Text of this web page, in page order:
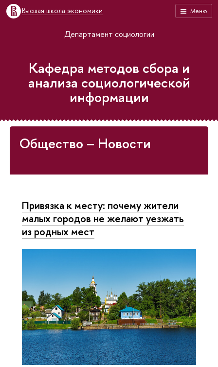
Меню
Высшая школа экономики
Департамент социологии
Кафедра методов сбора и
анализа социологической
информации
Общество – Новости
Привязка к месту: почему жители
малых городов не желают уезжать
из родных мест